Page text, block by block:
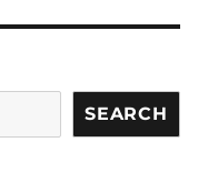
SEARCH